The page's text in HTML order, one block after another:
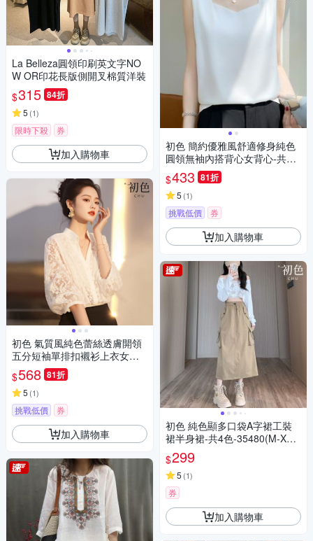
La Belleza圓領印刷英文字NO
W OR印花長版側開叉棉質洋裝
$315 84折
5 (1)
限時下殺 券
加入購物車
初色 氣質風純色蕾絲透膚開領
五分短袖單排扣襯衫上衣女上
衣-白色-11339(M-XL可選)
$568 81折
5 (1)
挑戰低價 券
加入購物車
初色 簡約優雅風舒適修身純色
圓領無袖內搭背心女背心-共5
色-13433(M-3XL可選)
$433 81折
5 (1)
挑戰低價 券
加入購物車
初色 純色顯多口袋A字裙工裝
裙半身裙-共4色-35480(M-XL
可選)
$299
5 (1)
券
加入購物車